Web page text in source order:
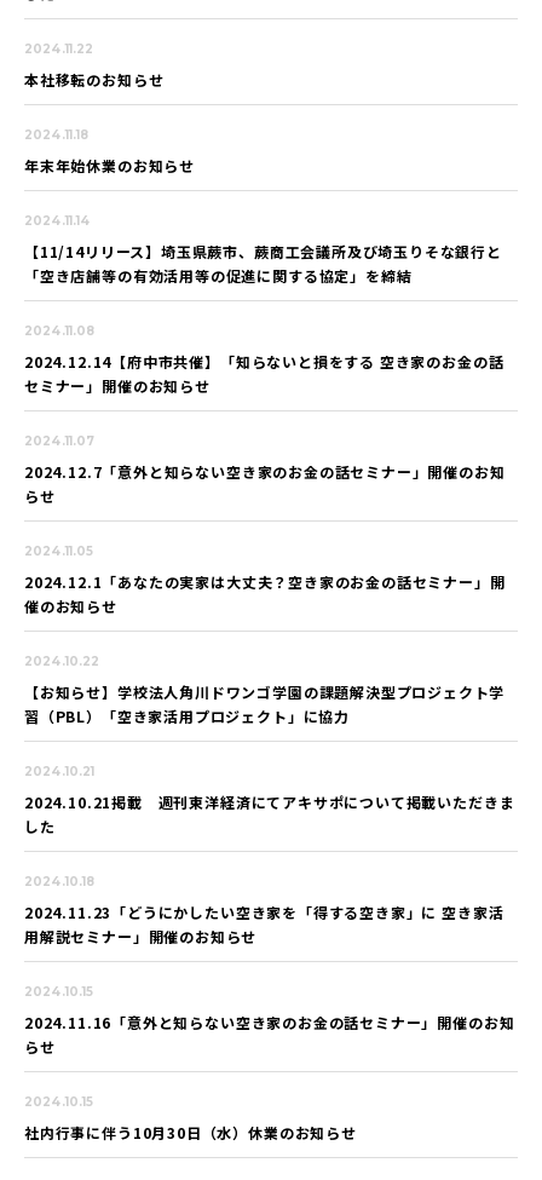
2024.11.22
本社移転のお知らせ
2024.11.18
年末年始休業のお知らせ
2024.11.14
【11/14リリース】埼玉県蕨市、蕨商工会議所及び埼玉りそな銀行と
「空き店舗等の有効活用等の促進に関する協定」を締結
2024.11.08
2024.12.14【府中市共催】「知らないと損をする 空き家のお金の話
セミナー」開催のお知らせ
2024.11.07
2024.12.7「意外と知らない空き家のお金の話セミナー」開催のお知
らせ
2024.11.05
2024.12.1「あなたの実家は大丈夫？空き家のお金の話セミナー」開
催のお知らせ
2024.10.22
【お知らせ】学校法人角川ドワンゴ学園の課題解決型プロジェクト学
習（PBL）「空き家活用プロジェクト」に協力
2024.10.21
2024.10.21掲載 週刊東洋経済にてアキサポについて掲載いただきま
した
2024.10.18
2024.11.23「どうにかしたい空き家を「得する空き家」に 空き家活
用解説セミナー」開催のお知らせ
2024.10.15
2024.11.16「意外と知らない空き家のお金の話セミナー」開催のお知
らせ
2024.10.15
社内行事に伴う10月30日（水）休業のお知らせ